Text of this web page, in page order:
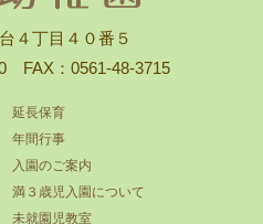
４丁目４０番５
FAX：0561-48-3715
延長保育
年間行事
入園のご案内
満３歳児入園について
未就園児教室